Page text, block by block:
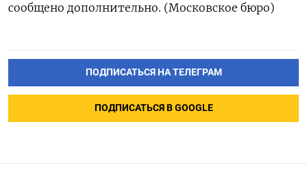
сообщено дополнительно. (Московское бюро)
ПОДПИСАТЬСЯ НА ТЕЛЕГРАМ
ПОДПИСАТЬСЯ В GOOGLE